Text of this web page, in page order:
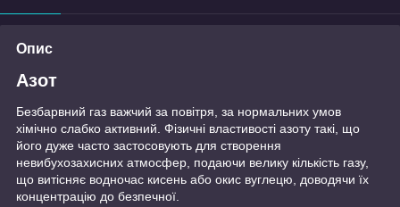
Опис
Азот
Безбарвний газ важчий за повітря, за нормальних умов
хімічно слабко активний. Фізичні властивості азоту такі, що
його дуже часто застосовують для створення
невибухозахисних атмосфер, подаючи велику кількість газу,
що витісняє водночас кисень або окис вуглецю, доводячи їх
концентрацію до безпечної.